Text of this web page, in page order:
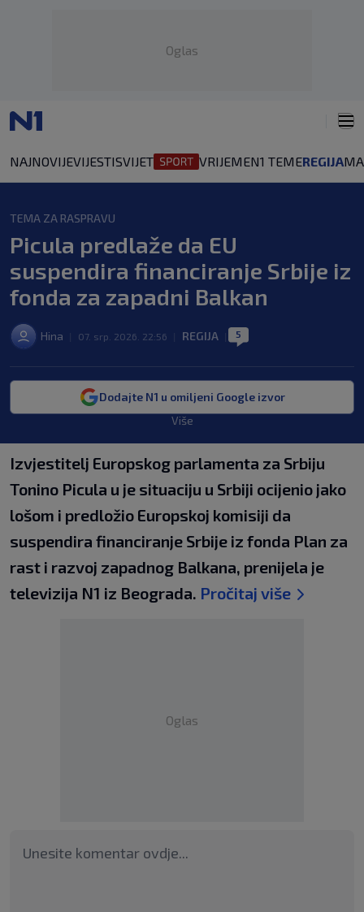
Oglas
NAJNOVIJEVIJESTISVIJET VRIJEMEN1 TEMEREGIJA
TEMA ZA RASPRAVU
Picula predlaže da EU
suspendira financiranje Srbije iz
fonda za zapadni Balkan
Hina 07. srp. 2026. 22:56 REGIJA 5
Dodajte N1 u omiljeni Google izvor
Više
Izvjestitelj Europskog parlamenta za Srbiju
Tonino Picula u je situaciju u Srbiji ocijenio jako
lošom i predložio Europskoj komisiji da
suspendira financiranje Srbije iz fonda Plan za
rast i razvoj zapadnog Balkana, prenijela je
televizija N1 iz Beograda. Pročitaj više
Oglas